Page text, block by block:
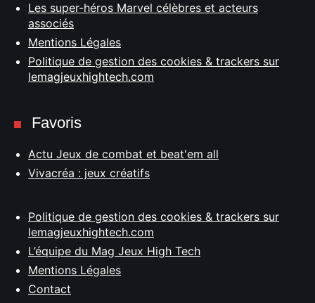
Les super-héros Marvel célèbres et acteurs
associés
Mentions Légales
Politique de gestion des cookies & trackers sur
lemagjeuxhightech.com
Favoris
Actu Jeux de combat et beat'em all
Vivacréa : jeux créatifs
Politique de gestion des cookies & trackers sur
lemagjeuxhightech.com
L’équipe du Mag Jeux High Tech
Mentions Légales
Contact